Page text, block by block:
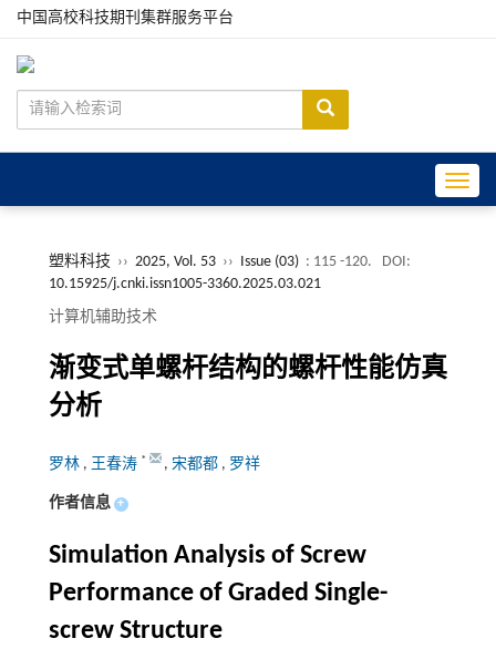
中国高校科技期刊集群服务平台
塑料科技 ›› 2025, Vol. 53 ›› Issue (03) : 115 -120.
DOI:
10.15925/j.cnki.issn1005-3360.2025.03.021
计算机辅助技术
渐变式单螺杆结构的螺杆性能仿真
分析
罗林 , 王春涛 * , 宋都都 , 罗祥
作者信息 +
Simulation Analysis of Screw
Performance of Graded Single-
screw Structure